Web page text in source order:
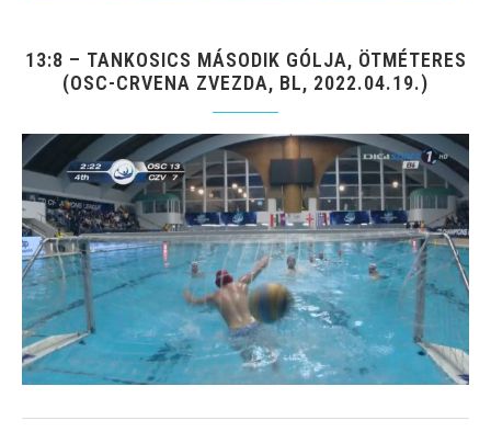
13:8 – TANKOSICS MÁSODIK GÓLJA, ÖTMÉTERES
(OSC-CRVENA ZVEZDA, BL, 2022.04.19.)